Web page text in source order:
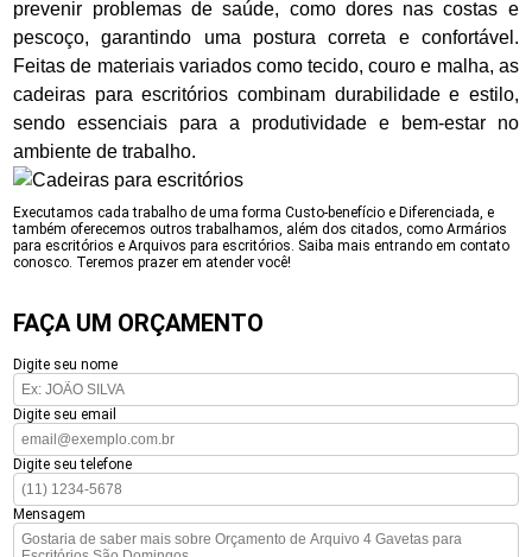
prevenir problemas de saúde, como dores nas costas e
pescoço, garantindo uma postura correta e confortável.
Feitas de materiais variados como tecido, couro e malha, as
cadeiras para escritórios combinam durabilidade e estilo,
sendo essenciais para a produtividade e bem-estar no
ambiente de trabalho.
Executamos cada trabalho de uma forma Custo-benefício e Diferenciada, e
também oferecemos outros trabalhamos, além dos citados, como Armários
para escritórios e Arquivos para escritórios. Saiba mais entrando em contato
conosco. Teremos prazer em atender você!
FAÇA UM ORÇAMENTO
Digite seu nome
Digite seu email
Digite seu telefone
Mensagem